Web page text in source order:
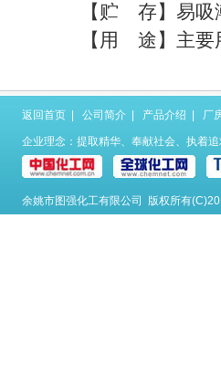
【贮 存】易吸
【用 途】主要
返回首页 公司简介 产品介绍 厂
企业理念：提取精华、奉献社会、执着
余姚市图强化工有限公司 版权所有